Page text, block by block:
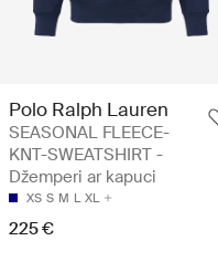
Polo Ralph Lauren
SEASONAL FLEECE-
KNT-SWEATSHIRT -
Džemperi ar kapuci
XS S M L XL
225 €